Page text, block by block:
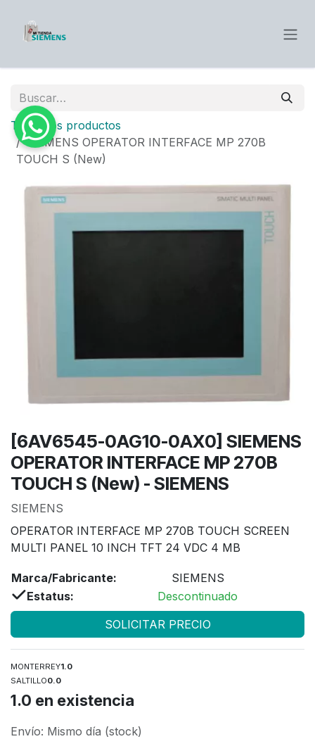
Todos los productos
SIEMENS OPERATOR INTERFACE MP 270B
TOUCH S (New)
[6AV6545-0AG10-0AX0] SIEMENS
OPERATOR INTERFACE MP 270B
TOUCH S (New) - SIEMENS
SIEMENS
OPERATOR INTERFACE MP 270B TOUCH SCREEN
MULTI PANEL 10 INCH TFT 24 VDC 4 MB
Marca/Fabricante:
SIEMENS
Estatus:
Descontinuado
SOLICITAR PRECIO
MONTERREY1.0
SALTILLO0.0
1.0 en existencia
Envío: Mismo día (stock)